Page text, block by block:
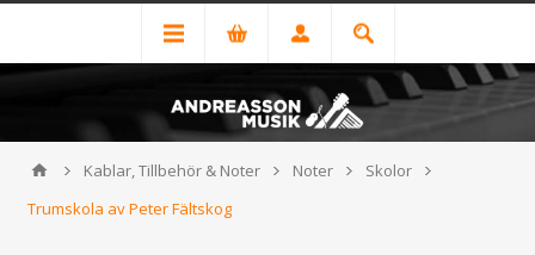
Kablar, Tillbehör & Noter Noter
Skolor
Trumskola av Peter Fältskog